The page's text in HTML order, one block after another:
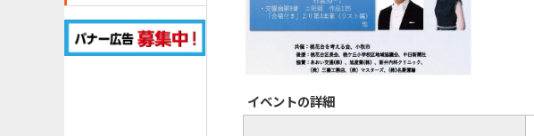
イベントの詳細